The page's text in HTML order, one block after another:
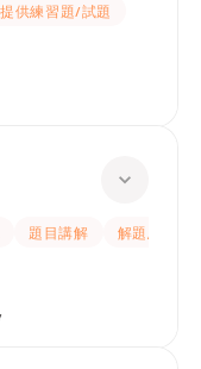
提供練習題/試題
題目講解
解題思路